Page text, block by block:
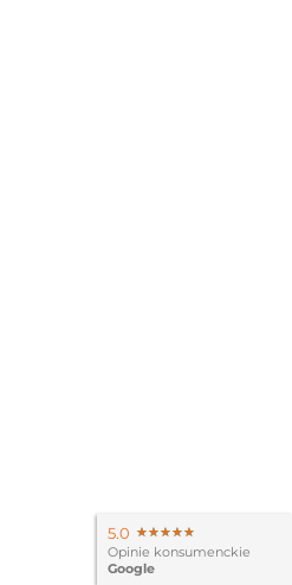
5.0 ★★★★★
★★★★★
Opinie konsumenckie
Google